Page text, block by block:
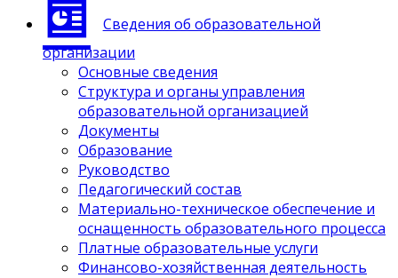
Сведения об образовательной
организации
Основные сведения
Структура и органы управления
образовательной организацией
Документы
Образование
Руководство
Педагогический состав
Материально-техническое обеспечение и
оснащенность образовательного процесса
Платные образовательные услуги
Финансово-хозяйственная деятельность